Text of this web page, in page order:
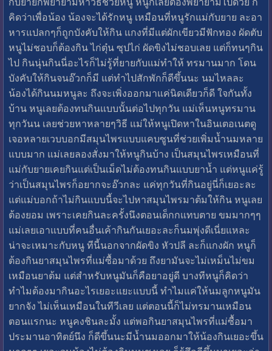
คิดว่าเพื่อน้อง น้องจะได้รักหนู เหมือนที่หนูรักแม่กับยาย ละอา
หารแปลกๆก็ถูกบังคับให้กิน แกงที่มีแต่ผักเขียวมีฟักทอง ผัดตับ
หนูไม่ชอบก็ต้องกิน ไก่ตุ๋น ซุปไก่ ผัดขิงไม่ชอบเลย แต่ก็ทนๆกิน
ไป กินนุ่นกินนี่อะไรก็ไม่รู้ที่ยายกับแม่ทำให้ ทรมานมาก โดน
บังคับให้กินจนอ๊วกก็มี แต่ทำไปสักพักก็ดีขึ้นนะ นมไหลละ
น้องได้กินนมหนูละ ถึงจะเพิ่งออกมาแค่นิดเดียวก็ดี ใจกันทั้ง
บ้าน หนูเลยต้องทนกินแบบนั้นต่อไปทุกวัน แม่เห็นหนูทรมาน
ทุกวันน เลยช่วยหาหลายๆวิธี แม่ให้หนูเปิดหาในอินเตอเนตดู
เจอหลายเวบบอกมีสมุนไพรแบบแคบซูนที่ช่วยเพิ่มน้ำนมหลาย
แบบมาก แม่เลยลองสั่งมาให้หนูกินบ้าง เป็นสมุนไพรเหมือนที่
แม่กับยายเคยกินแต่เป็นเม็ดไม่ต้องทนกินแบบยาน้ำ แต่หนูแค่รู้
ว่าเป็นสมุนไพรก็อยากจะอ๊วกละ แค่ทุกวันที่กินอยู่นี่ก็เยอะละ
แต่แม่บอกถ้าไม่กินแบบนี้จะไปหาสมุนไพรมาต้มให้กิน หนูเลย
ต้องยอม เพราะเคยกินละครั้งนึงตอนเด็กกแทบตาย ขมมากๆๆ
แม่เลยเอาแบบที่คนอื่นเค้ากินกันเยอะละก็นมพุ่งดีเนี่ยแหละ
น่าจะเหมาะกับหนู ทีนี้นอกจากผัดขิง หัวปลี ละก็แกงผัก หนูก็
ต้องกินยาสมุนไพรที่แม่ซื้อมาด้วย ถึงยามันจะไม่เหม็นไม่ขม
เหมือนยาต้ม แต่สำหรับหนูมันก็คือยาอยู่ดี บางทีหนูก็คิดว่า
ทำไมต้องมากินอะไรเยอะแยะแบบนี้ ทำไมแค่ให้นมลูกหนูมัน
ยากจัง ไม่เห็นเหมือนในทีวีเลย แต่ตอนนี้ก็ไม่ทรมานเหมือน
ตอนแรกนะ หนูคงชินละมั้ง แต่พอกินยาสมุนไพรที่แม่ซื้อมา
ประมานอาทิตย์นึง ก็ดีขึ้นนะมีน้ำนมออกมาให้น้องกินเยอะขึ้น